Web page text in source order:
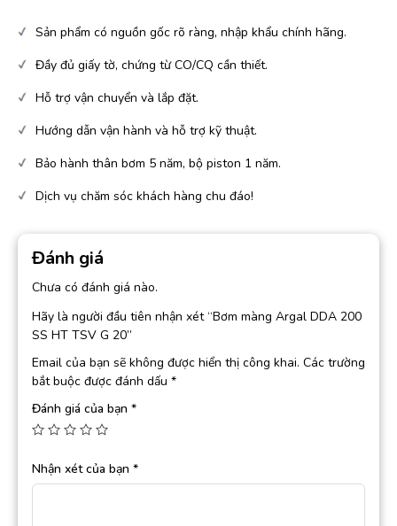
Sản phẩm có nguồn gốc rõ ràng, nhập khẩu chính hãng.
Đầy đủ giấy tờ, chứng từ CO/CQ cần thiết.
Hỗ trợ vận chuyển và lắp đặt.
Hướng dẫn vận hành và hỗ trợ kỹ thuật.
Bảo hành thân bơm 5 năm, bộ piston 1 năm.
Dịch vụ chăm sóc khách hàng chu đáo!
Đánh giá
Chưa có đánh giá nào.
Hãy là người đầu tiên nhận xét “Bơm màng Argal DDA 200
SS HT TSV G 20”
Email của bạn sẽ không được hiển thị công khai. Các trường
bắt buộc được đánh dấu *
Đánh giá của bạn *
Nhận xét của bạn *